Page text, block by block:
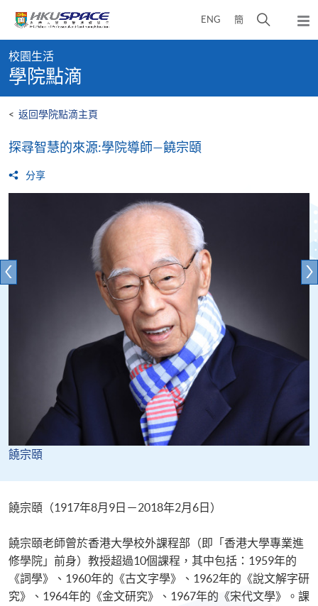
content
ENG 簡
開
彈
出
content
start
校園生活
學院點滴
< 返回學院點滴主頁
探尋智慧的來源:學院導師—饒宗頤
分享
饒宗頤
饒宗頤（1917年8月9日－2018年2月6日）
饒宗頤老師曾於香港大學校外課程部（即「香港大學專業進
修學院」前身）教授超過10個課程，其中包括：1959年的
《詞學》、1960年的《古文字學》、1962年的《說文解字研
究》、1964年的《金文研究》、1967年的《宋代文學》。課